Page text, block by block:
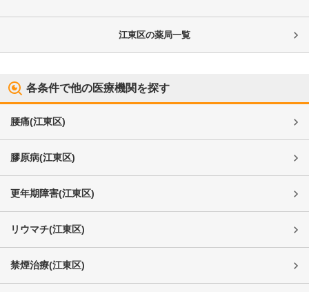
江東区の薬局一覧
各条件で他の医療機関を探す
腰痛(江東区)
膠原病(江東区)
更年期障害(江東区)
リウマチ(江東区)
禁煙治療(江東区)